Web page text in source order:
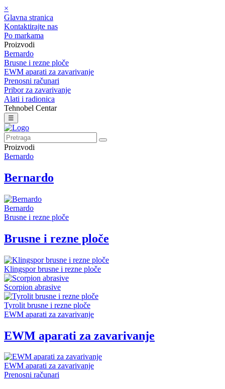
×
Glavna stranica
Kontaktirajte nas
Po markama
Proizvodi
Bernardo
Brusne i rezne ploče
EWM aparati za zavarivanje
Prenosni računari
Pribor za zavarivanje
Alati i radionica
Tehnobel Centar
☰
Proizvodi
Bernardo
Bernardo
Bernardo
Brusne i rezne ploče
Brusne i rezne ploče
Klingspor brusne i rezne ploče
Scorpion abrasive
Tyrolit brusne i rezne ploče
EWM aparati za zavarivanje
EWM aparati za zavarivanje
EWM aparati za zavarivanje
Prenosni računari